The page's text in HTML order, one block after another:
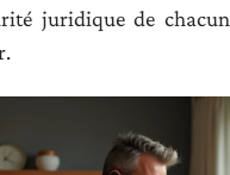
juridique de